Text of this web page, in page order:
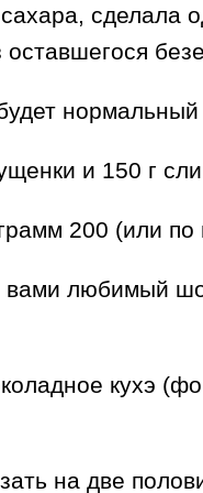
и 150 г
200 (или по
любимый
кухэ
на две